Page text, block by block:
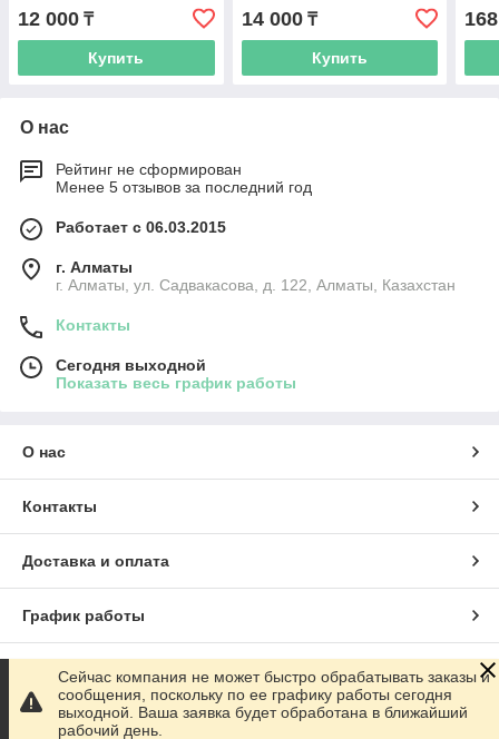
12 000 ₸
Купить
14 000₸
Купить
О нас
Рейтинг не сформирован
Менее 5 отзывов за последний год
Работает с 06.03.2015
г. Алматы
г. Алматы, ул. Садвакасова, д. 122, Алматы, Казахстан
Контакты
Сегодня выходной
Показать весь график работы
О нас
Контакты
Доставка и оплата
График работы
Полная версия сайта
Сайт создан на маркетплейсе Satu.kz
Сейчас компания не может быстро обрабатывать заказы и
сообщения, поскольку по ее графику работы сегодня
выходной. Ваша заявка будет обработана в ближайший
рабочий день.